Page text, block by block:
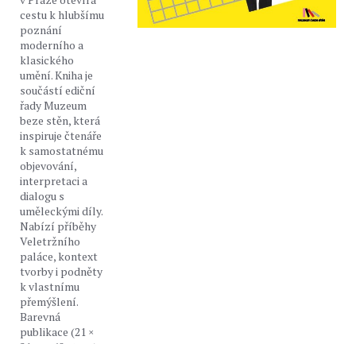
cestu k hlubšímu
poznání
moderního a
klasického
umění. Kniha je
součástí ediční
řady Muzeum
beze stěn, která
inspiruje čtenáře
k samostatnému
objevování,
interpretaci a
dialogu s
uměleckými díly.
Nabízí příběhy
Veletržního
paláce, kontext
tvorby i podněty
k vlastnímu
přemýšlení.
Barevná
publikace (21 ×